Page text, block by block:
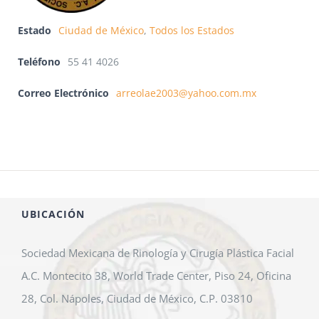
Estado Ciudad de México, Todos los Estados
Teléfono 55 41 4026
Correo Electrónico arreolae2003@yahoo.com.mx
UBICACIÓN
Sociedad Mexicana de Rinología y Cirugía Plástica Facial
A.C. Montecito 38, World Trade Center, Piso 24, Oficina
28, Col. Nápoles, Ciudad de México, C.P. 03810